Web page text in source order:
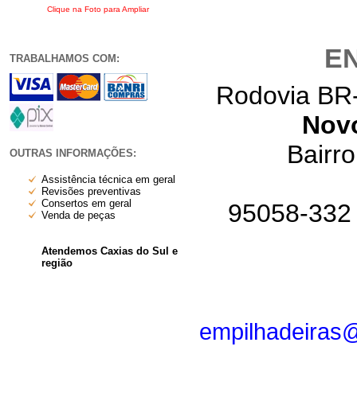
Clique na Foto para Ampliar
TRABALHAMOS COM:
OUTRAS INFORMAÇÕES:
Assistência técnica em geral
Revisões preventivas
Consertos em geral
Venda de peças
Atendemos Caxias do Sul e
região
Rodovia
95058-